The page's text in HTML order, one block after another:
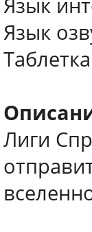
Язык
Язык
Лиги